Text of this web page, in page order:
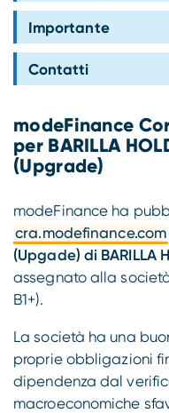
Importante
Contatti
modeFinance
per BARILLA
(Upgrade)
modeFinance ha
cra.modefinance.com
(Upgade) di BARILLA
assegnato alla
B1+).
La società ha una
proprie obbligazioni
dipendenza dal
macroeconomiche
Lavora con noi
Compliance